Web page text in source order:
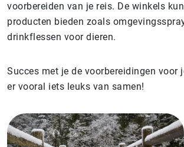
voorbereiden van je reis. De winkels
producten bieden zoals
drinkflessen voor dieren.
Succes met je de voorbereidingen voor
er vooral iets leuks van samen!